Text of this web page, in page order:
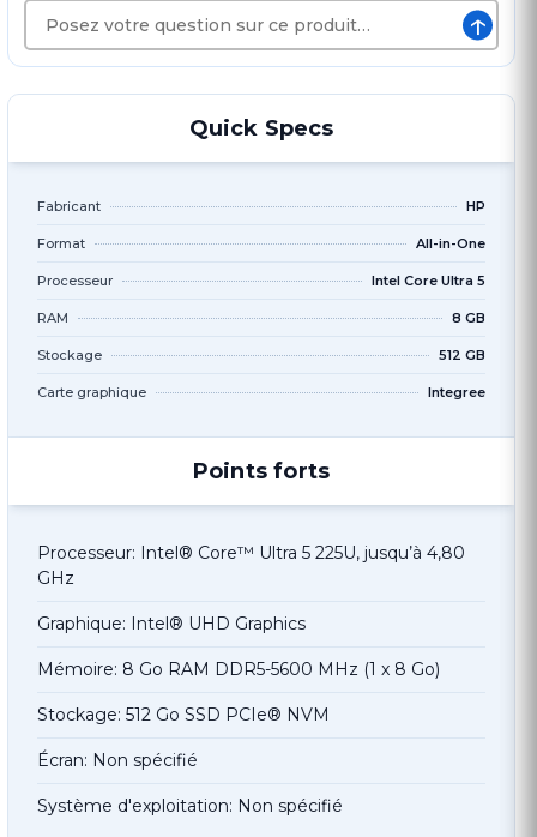
↑
Quick Specs
Fabricant HP
Format All-in-One
Processeur Intel Core Ultra 5
RAM 8 GB
Stockage 512 GB
Carte graphique Integree
Points forts
Processeur: Intel® Core™ Ultra 5 225U, jusqu’à 4,80
GHz
Graphique: Intel® UHD Graphics
Mémoire: 8 Go RAM DDR5-5600 MHz (1 x 8 Go)
Stockage: 512 Go SSD PCIe® NVM
Écran: Non spécifié
Système d'exploitation: Non spécifié